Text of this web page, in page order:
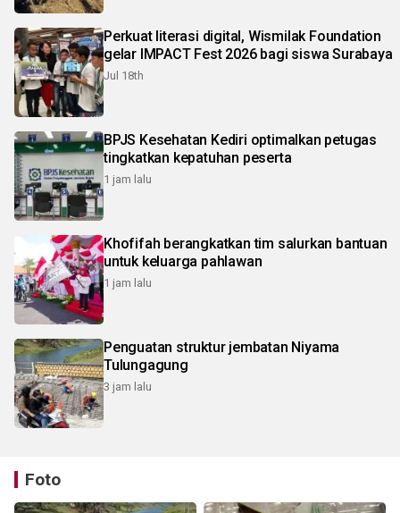
Perkuat literasi digital, Wismilak Foundation
gelar IMPACT Fest 2026 bagi siswa Surabaya
Jul 18th
BPJS Kesehatan Kediri optimalkan petugas
tingkatkan kepatuhan peserta
1 jam lalu
Khofifah berangkatkan tim salurkan bantuan
untuk keluarga pahlawan
1 jam lalu
Penguatan struktur jembatan Niyama
Tulungagung
3 jam lalu
Foto